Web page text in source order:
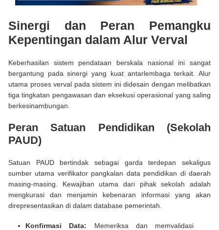
Sinergi dan Peran Pemangku
Kepentingan dalam Alur Verval
Keberhasilan sistem pendataan berskala nasional ini sangat
bergantung pada sinergi yang kuat antarlembaga terkait. Alur
utama proses verval pada sistem ini didesain dengan melibatkan
tiga tingkatan pengawasan dan eksekusi operasional yang saling
berkesinambungan.
Peran Satuan Pendidikan (Sekolah
PAUD)
Satuan PAUD bertindak sebagai garda terdepan sekaligus
sumber utama verifikator pangkalan data pendidikan di daerah
masing-masing. Kewajiban utama dari pihak sekolah adalah
mengkurasi dan menjamin kebenaran informasi yang akan
direpresentasikan di dalam database pemerintah.
Konfirmasi Data: Memeriksa dan memvalidasi